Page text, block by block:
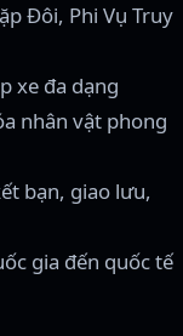
Đôi, Phi Vụ Truy
xe đa dạng
nhân vật phong
bạn, giao lưu,
gia đến quốc tế